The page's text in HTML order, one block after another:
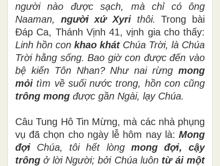
người nào được sạch, mà chỉ có ông
Naaman, người xứ Xyri thôi.Trong bài
Đáp Ca, Thánh Vịnh 41, vịnh gia cho thấy:
Linh hồn con khao khátChúa Trời, là Chúa
Trời hằng sống. Bao giờ con được đến vào
bệ kiến Tôn Nhan? Như nai rừng mong
mỏi tìm về suối nước trong, hồn con cũng
trông mong được gần Ngài, lạy Chúa.
Câu Tung Hô Tin Mừng, mà các nhà phụng
vụ đã chọn cho ngày lễ hôm nay là: Mong
đợi Chúa, tôi hết lòng mong đợi,
cậy
trông ở lời Người; bởi Chúa luôn từ ái một